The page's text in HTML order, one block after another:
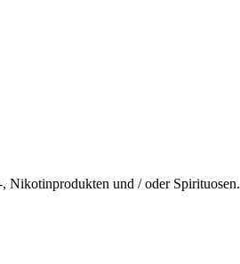
Nikotinprodukten und / oder Spirituosen.